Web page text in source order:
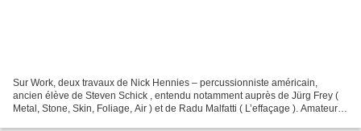
Sur Work, deux travaux de Nick Hennies – percussionniste américain,
ancien élève de Steven Schick , entendu notamment auprès de Jürg Frey (
Metal, Stone, Skin, Foliage, Air ) et de Radu Malfatti ( L’effaçage ). Amateur